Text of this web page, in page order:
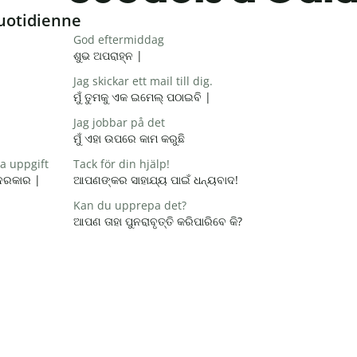
God eftermiddag
ଶୁଭ ଅପରାହ୍ନ |
Jag skickar ett mail till dig.
ମୁଁ ତୁମକୁ ଏକ ଇମେଲ୍ ପଠାଇବି |
Jag jobbar på det
ମୁଁ ଏହା ଉପରେ କାମ କରୁଛି
uppgift
|
Tack för din hjälp!
ଆପଣଙ୍କର ସାହାଯ୍ୟ ପାଇଁ ଧନ୍ୟବାଦ!
Kan du upprepa det?
ଆପଣ ତାହା ପୁନରାବୃତ୍ତି କରିପାରିବେ କି?